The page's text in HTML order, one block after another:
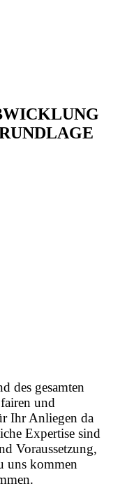
des gesamten
und
Ihr Anliegen da
Expertise sind
Voraussetzung,
uns kommen